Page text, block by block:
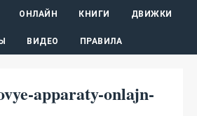
ОНЛАЙН КНИГИ ДВИЖКИ
ВИДЕО ПРАВИЛА
apparaty-onlajn-